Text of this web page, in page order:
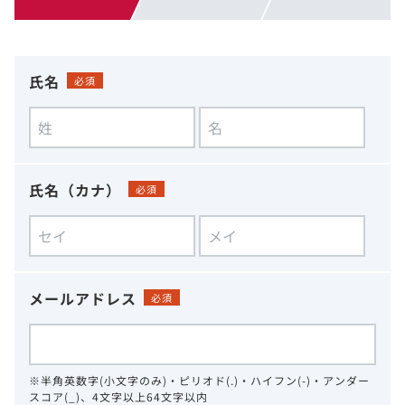
氏名 必須
氏名（カナ） 必須
メールアドレス 必須
※半角英数字(小文字のみ)・ピリオド(.)・ハイフン(-)・アンダー
スコア(_)、4文字以上64文字以内